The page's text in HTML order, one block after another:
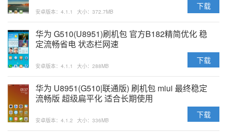
安卓版本：4.1.1 大小：372.7MB
下载
华为 G510(U8951)刷机包 官方B182精简优化 稳
定流畅省电 状态栏网速
安卓版本：4.1.1 大小：288MB
下载
华为 U8951(G510|联通版) 刷机包 miui 最终稳定
流畅版 超级扁平化 适合长期使用
安卓版本：4.1.2 大小：336MB
下载